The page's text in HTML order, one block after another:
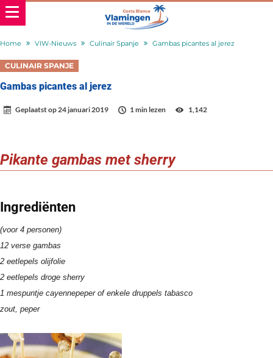
Home VIW-Nieuws Culinair Spanje Gambas picantes al jerez
CULINAIR SPANJE
Gambas picantes al jerez
Geplaatst op24 januari 2019 1 min lezen 1,142
Pikante gambas met sherry
Ingrediënten
(voor 4 personen)
12 verse gambas
2 eetlepels olijfolie
2 eetlepels droge sherry
1 mespuntje cayennepeper of enkele druppels tabasco
zout, peper